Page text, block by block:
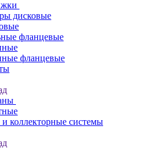
дисковые
фланцевые
фланцевые
и коллекторные системы